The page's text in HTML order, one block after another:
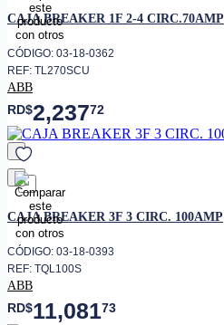
favorito
CAJA BREAKER 1F 2-4 CIRC.70AMP
CÓDIGO: 03-18-0362
REF: TL270SCU
ABB
RD$2,23772
favorito
CAJA BREAKER 3F 3 CIRC. 100AMP
CÓDIGO: 03-18-0393
REF: TQL100S
ABB
RD$11,08173